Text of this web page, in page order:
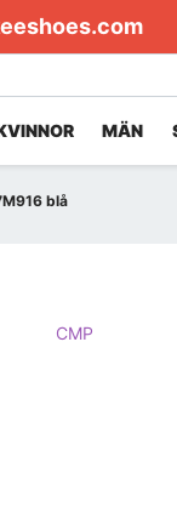
MÄN
blå
CMP